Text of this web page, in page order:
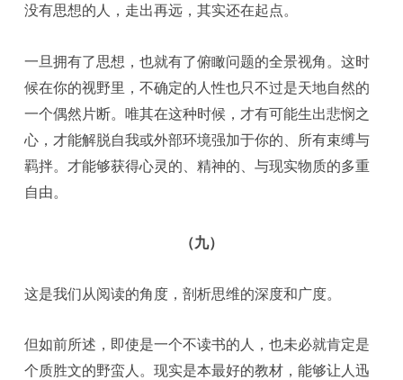
没有思想的人，走出再远，其实还在起点。
一旦拥有了思想，也就有了俯瞰问题的全景视角。这时
候在你的视野里，不确定的人性也只不过是天地自然的
一个偶然片断。唯其在这种时候，才有可能生出悲悯之
心，才能解脱自我或外部环境强加于你的、所有束缚与
羁拌。才能够获得心灵的、精神的、与现实物质的多重
自由。
（九）
这是我们从阅读的角度，剖析思维的深度和广度。
但如前所述，即使是一个不读书的人，也未必就肯定是
个质胜文的野蛮人。现实是本最好的教材，能够让人迅